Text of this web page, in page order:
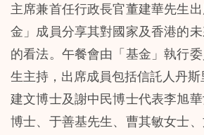
主席兼首任行政長官董建華先生
金」成員分享其對國家及香港的
的看法。午餐會由「基金」執行
生主持，出席成員包括信託人丹
建文博士及謝中民博士代表李旭
博士、于善基先生、曹其敏女士